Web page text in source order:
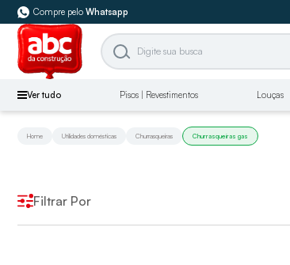
Compre pelo Whatsapp
Ver tudo Pisos | Revestimentos Louças
Home Utilidades domésticas Churrasqueiras Churrasqueiras gas
Filtrar Por